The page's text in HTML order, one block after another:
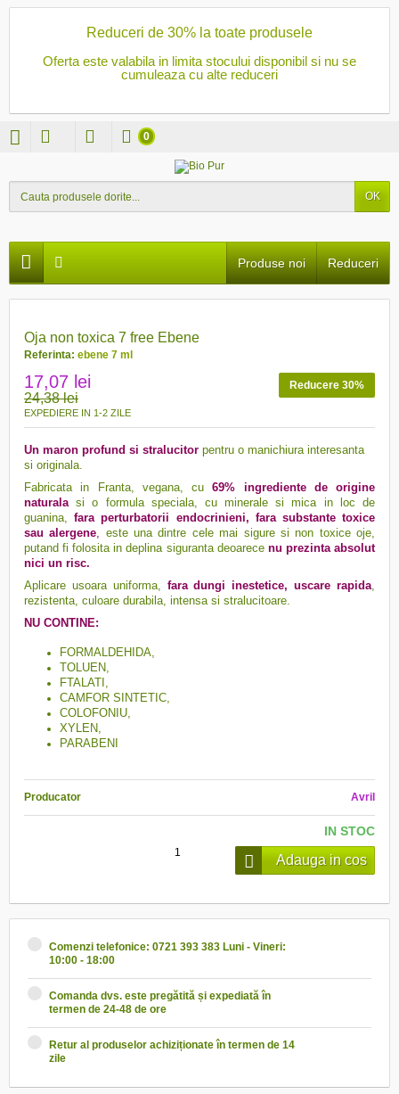
Reduceri de 30% la toate produsele
Oferta este valabila in limita stocului disponibil si nu se
cumuleaza cu alte reduceri
OK
0
Reduceri
Produse noi
PRET REDUS
Oja non toxica 7 free Ebene
Referinta: ebene 7 ml
Reducere 30%
17,07 lei
24,38 lei
EXPEDIERE IN 1-2 ZILE
Un maron profund si stralucitor pentru o manichiura interesanta
si originala.
Fabricata in Franta, vegana, cu69% ingrediente de origine
naturalasi o formula speciala, cu minerale si mica in loc de
guanina, fara perturbatorii endocrinieni, fara substante toxice
sau alergene, este una dintre cele mai sigure si non toxice oje,
putand fi folosita in deplina siguranta deoarece nu prezinta absolut
nici un risc.
Aplicare usoara uniforma, fara dungi inestetice, uscare rapida,
rezistenta, culoare durabila, intensa si stralucitoare.
NU CONTINE:
FORMALDEHIDA,
TOLUEN,
FTALATI,
CAMFOR SINTETIC,
COLOFONIU,
XYLEN,
PARABENI
Producator Avril
IN STOC
Adauga in cos
Comenzi telefonice: 0721 393 383 Luni - Vineri:
10:00 - 18:00
Comanda dvs. este pregătită și expediată în
termen de 24-48 de ore
Retur al produselor achiziționate în termen de 14
zile